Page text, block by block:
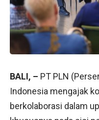
BALI, – PT PLN
Indonesia mengajak
berkolaborasi dalam